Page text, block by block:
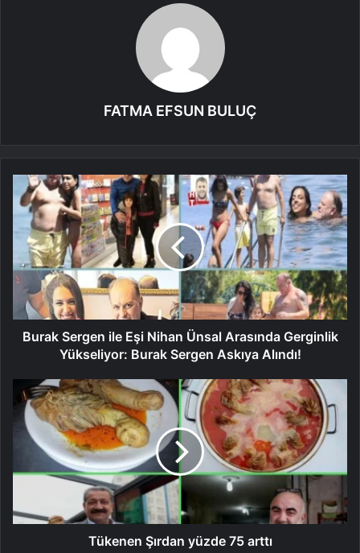
FATMA EFSUN BULUÇ
Burak Sergen ile Eşi Nihan Ünsal Arasında Gerginlik
Yükseliyor: Burak Sergen Askıya Alındı!
Tükenen Şırdan yüzde 75 arttı